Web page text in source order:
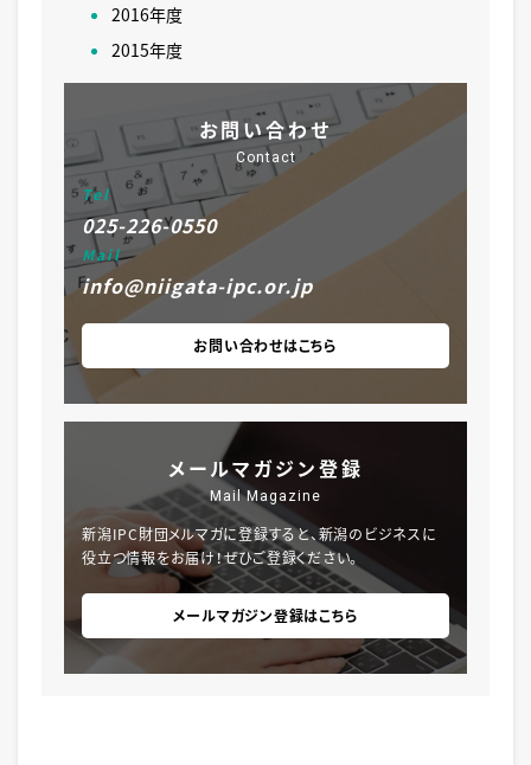
2016年度
2015年度
お問い合わせ
Contact
Tel
025-226-0550
Mail
info@niigata-ipc.or.jp
お問い合わせはこちら
メールマガジン登録
Mail Magazine
新潟IPC財団メルマガに登録すると、新潟のビジネスに
役立つ情報をお届け！ぜひご登録ください。
メールマガジン登録はこちら